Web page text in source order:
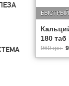
180
960 грн.